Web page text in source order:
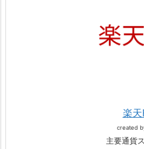
楽天
created
主要通貨